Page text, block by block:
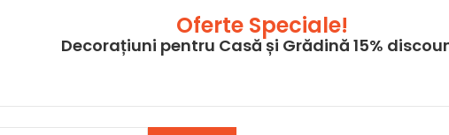
Oferte Speciale!
Decorațiuni pentru Casă și Grădină 15%